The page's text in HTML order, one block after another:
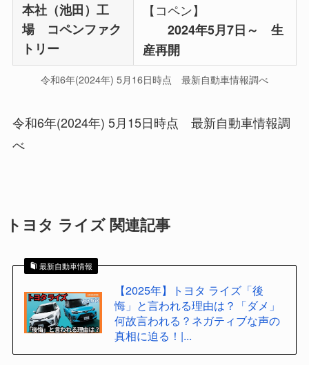
本社（池田）工
場 コペンファク
トリー
【コペン】
2024年5月7日～ 生
産再開
令和6年(2024年) 5月16日時点 最新自動車情報調べ
令和6年(2024年) 5月15日時点 最新自動車情報調
べ
トヨタ ライズ 関連記事
最新自動車情報
【2025年】トヨタ ライズ「後
悔」と言われる理由は？「ダメ」
何故言われる？ネガティブな声の
真相に迫る！|...